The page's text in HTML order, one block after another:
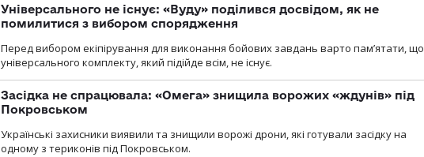
Універсального не існує: «Вуду» поділився досвідом, як не
помилитися з вибором спорядження
Перед вибором екіпірування для виконання бойових завдань варто пам’ятати, що
універсального комплекту, який підійде всім, не існує.
Засідка не спрацювала: «Омега» знищила ворожих «ждунів» під
Покровськом
Українські захисники виявили та знищили ворожі дрони, які готували засідку на
одному з териконів під Покровськом.